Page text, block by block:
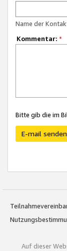
Name der
Kommentar: *
Bitte gib die im
E-mail senden
Auf dieser